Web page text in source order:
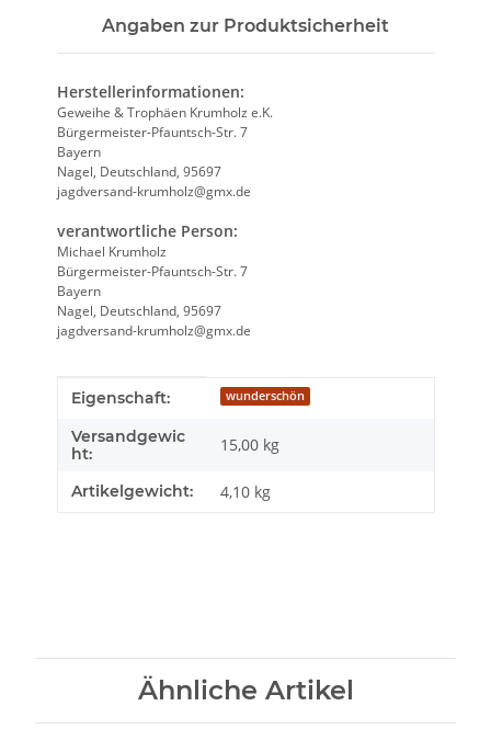
Angaben zur Produktsicherheit
Herstellerinformationen:
Geweihe & Trophäen Krumholz e.K.
Bürgermeister-Pfauntsch-Str. 7
Bayern
Nagel, Deutschland, 95697
jagdversand-krumholz@gmx.de
verantwortliche Person:
Michael Krumholz
Bürgermeister-Pfauntsch-Str. 7
Bayern
Nagel, Deutschland, 95697
jagdversand-krumholz@gmx.de
Produkteigenschaft
Wert
Eigenschaft: wunderschön
Versandgewic
ht:
15,00 kg
Artikelgewicht: 4,10 kg
Ähnliche Artikel